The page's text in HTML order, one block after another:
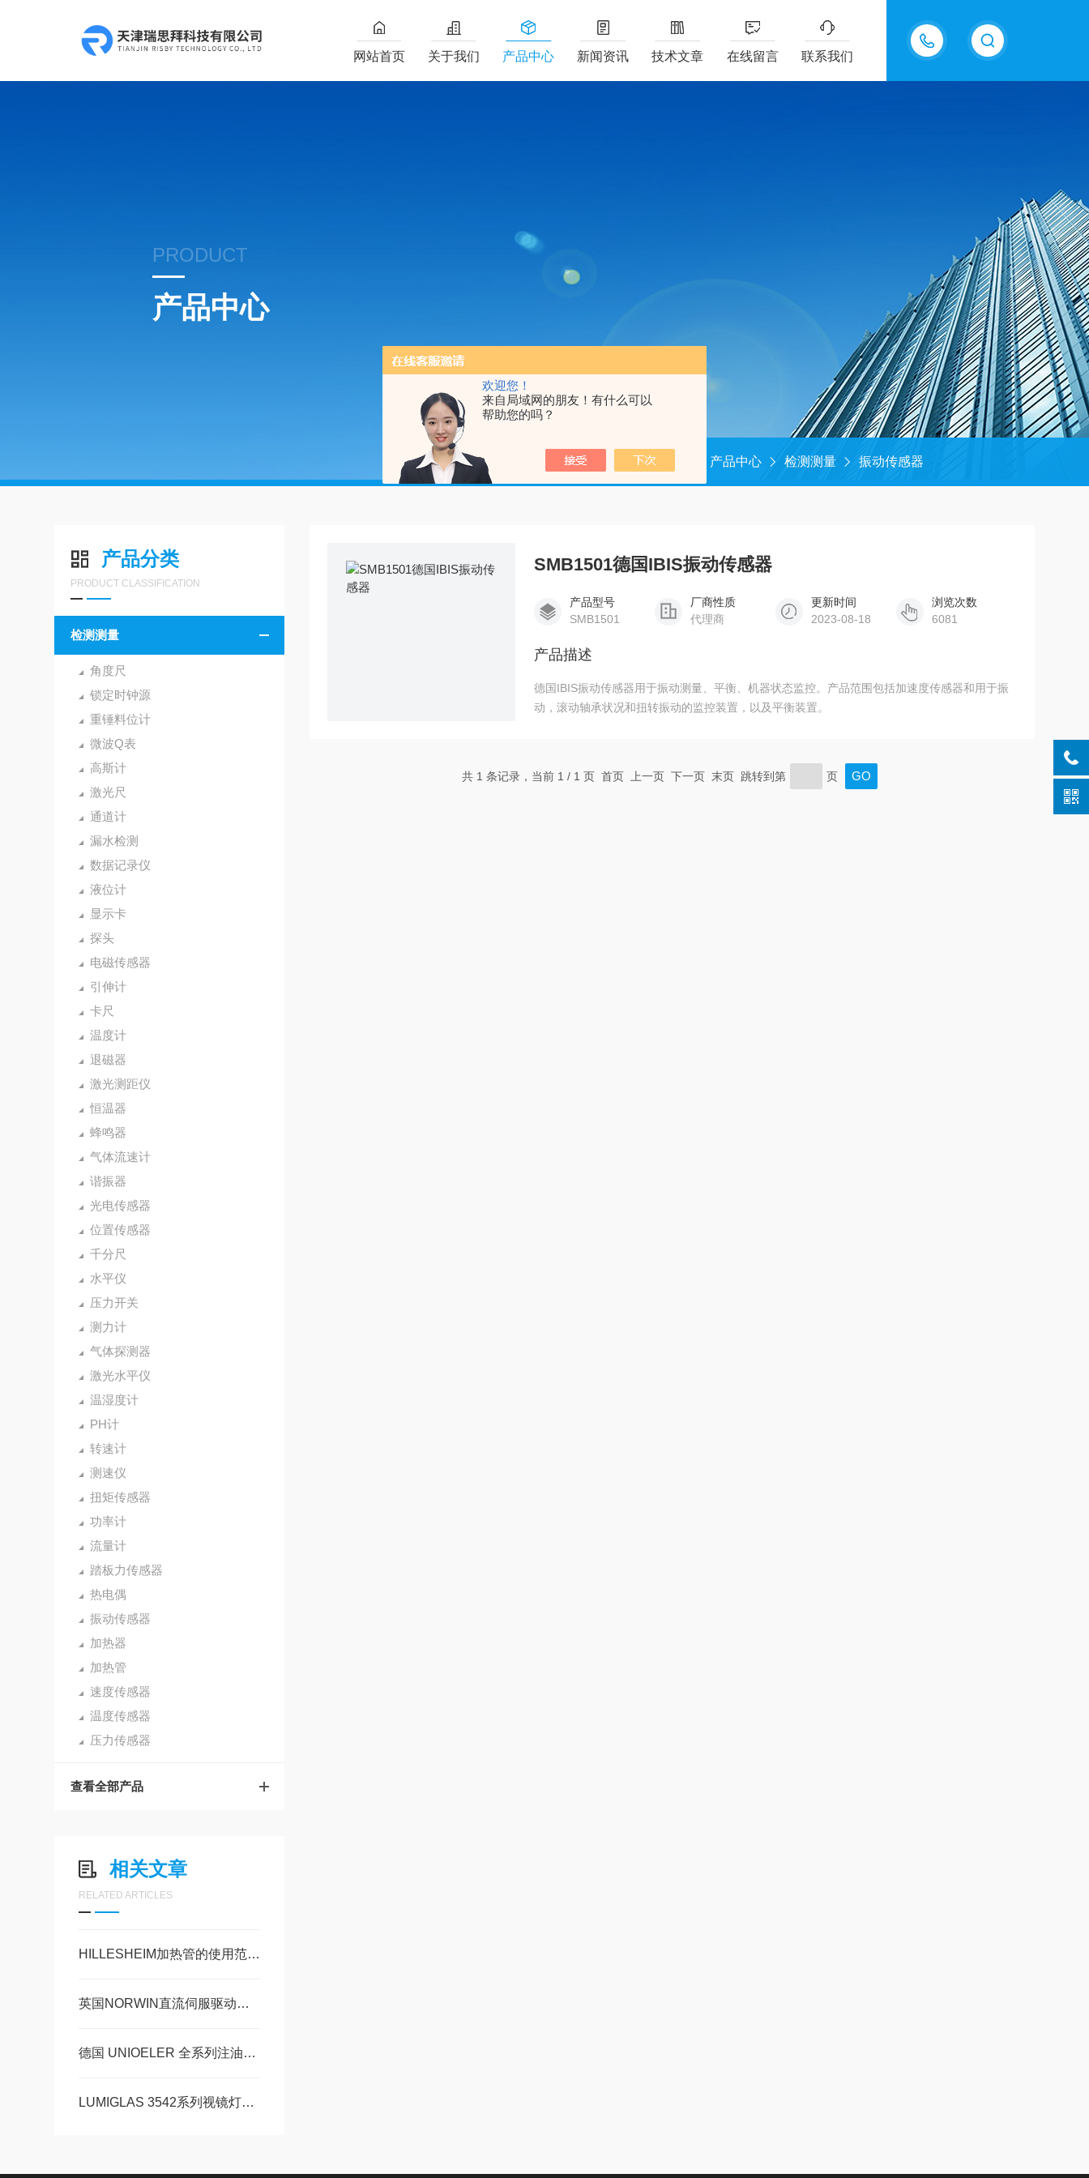
欢迎您！
来自局域网的朋友！有什么可以
帮助您的吗？
18202625585
网站首页 关于我们 产品中心 新闻资讯 技术文章 在线留言 联系我们
PRODUCT
产品中心
当前位置： 产品中心 检测测量 振动传感器
产品分类
PRODUCT CLASSIFICATION
检测测量
角度尺
锁定时钟源
重锤料位计
微波Q表
高斯计
激光尺
通道计
漏水检测
数据记录仪
液位计
显示卡
探头
电磁传感器
引伸计
卡尺
温度计
退磁器
激光测距仪
恒温器
蜂鸣器
气体流速计
谐振器
光电传感器
位置传感器
千分尺
水平仪
压力开关
测力计
气体探测器
激光水平仪
温湿度计
PH计
转速计
测速仪
扭矩传感器
功率计
流量计
踏板力传感器
热电偶
振动传感器
加热器
加热管
速度传感器
温度传感器
压力传感器
查看全部产品
相关文章
RELATED ARTICLES
HILLESHEIM加热管的使用范围及功能特性
英国NORWIN直流伺服驱动器NE1750如何使用
德国 UNIOELER 全系列注油器如何解决工厂粗放润滑痛点
LUMIGLAS 3542系列视镜灯与DIN 28120视镜选型特点解析
SMB1501德国IBIS振动传感器
产品型号
SMB1501
厂商性质
代理商
更新时间
2023-08-18
浏览次数
6081
产品描述
德国IBIS振动传感器用于振动测量、平衡、机器状态监控。产品范围包括加速度传感器和用于振
动，滚动轴承状况和扭转振动的监控装置，以及平衡装置。
共 1 条记录，当前 1 / 1 页 首页 上一页 下一页 末页 跳转到第 页